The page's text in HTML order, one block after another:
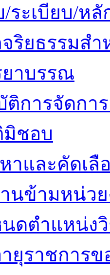
ระเบียบ/ห
ริยธรรมส
าบรรณ
การจัดการ
มิชอบ
าและคัดเลื
นข้ามหน่ว
ดตำแหน่ง
ยุราชการ